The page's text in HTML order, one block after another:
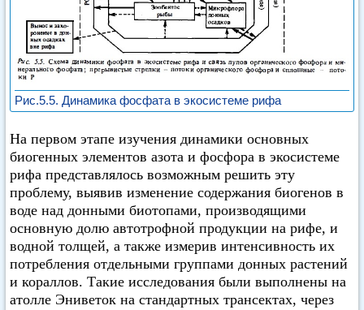
Рис.5.5. Динамика фосфата в экосистеме рифа
На первом этапе изучения динамики основных
биогенных элементов азота и фосфора в экосистеме
рифа представлялось возможным решить эту
проблему, выявив изменение содержания биогенов в
воде над донными биотопами, производящими
основную долю автотрофной продукции на рифе, и
водной толщей, а также измерив интенсивность их
потребления отдельными группами донных растений
и кораллов. Такие исследования были выполнены на
атолле Эниветок на стандартных трансектах, через